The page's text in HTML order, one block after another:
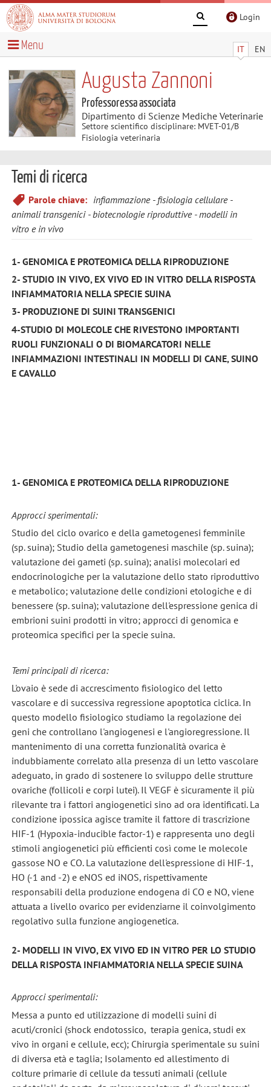
Login
IT EN
Menu
Augusta Zannoni
Professoressa associata
Dipartimento di Scienze Mediche Veterinarie
Settore scientifico disciplinare: MVET-01/B
Fisiologia veterinaria
Temi di ricerca
Parole chiave: infiammazione
fisiologia cellulare
animali transgenici
biotecnologie riproduttive
modelli in
vitro e in vivo
1- GENOMICA E PROTEOMICA DELLA RIPRODUZIONE
2- STUDIO IN VIVO, EX VIVO ED IN VITRO DELLA RISPOSTA
INFIAMMATORIA NELLA SPECIE SUINA
3- PRODUZIONE DI SUINI TRANSGENICI
4-STUDIO DI MOLECOLE CHE RIVESTONO IMPORTANTI
RUOLI FUNZIONALI O DI BIOMARCATORI NELLE
INFIAMMAZIONI INTESTINALI IN MODELLI DI CANE, SUINO
E CAVALLO
1- GENOMICA E PROTEOMICA DELLA RIPRODUZIONE
Approcci sperimentali:
Studio del ciclo ovarico e della gametogenesi femminile
(sp. suina); Studio della gametogenesi maschile (sp. suina);
valutazione dei gameti (sp. suina); analisi molecolari ed
endocrinologiche per la valutazione dello stato riproduttivo
e metabolico; valutazione delle condizioni etologiche e di
benessere (sp. suina); valutazione dell'espressione genica di
embrioni suini prodotti in vitro; approcci di genomica e
proteomica specifici per la specie suina.
Temi principali di ricerca:
L'ovaio è sede di accrescimento fisiologico del letto
vascolare e di successiva regressione apoptotica ciclica. In
questo modello fisiologico studiamo la regolazione dei
geni che controllano l'angiogenesi e l'angioregressione. Il
mantenimento di una corretta funzionalità ovarica è
indubbiamente correlato alla presenza di un letto vascolare
adeguato, in grado di sostenere lo sviluppo delle strutture
ovariche (follicoli e corpi lutei). Il VEGF è sicuramente il più
rilevante tra i fattori angiogenetici sino ad ora identificati. La
condizione ipossica agisce tramite il fattore di trascrizione
HIF-1 (Hypoxia-inducible factor-1) e rappresenta uno degli
stimoli angiogenetici più efficienti così come le molecole
gassose NO e CO. La valutazione dell'espressione di HIF-1,
HO (-1 and -2) e eNOS ed iNOS, rispettivamente
responsabili della produzione endogena di CO e NO, viene
attuata a livello ovarico per evidenziarne il coinvolgimento
regolativo sulla funzione angiogenetica.
2- MODELLI IN VIVO, EX VIVO ED IN VITRO PER LO STUDIO
DELLA RISPOSTA INFIAMMATORIA NELLA SPECIE SUINA
Approcci sperimentali:
Messa a punto ed utilizzazione di modelli suini di
acuti/cronici (shock endotossico, terapia genica, studi ex
vivo in organi e cellule, ecc); Chirurgia sperimentale su suini
di diversa età e taglia; Isolamento ed allestimento di
colture primarie di cellule da tessuti animali (cellule